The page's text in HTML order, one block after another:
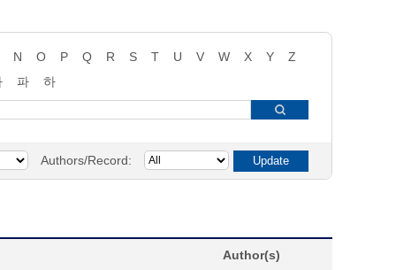
N O P Q R S T U V W X Y
Z
파
하
Authors/Record:
Author(s)